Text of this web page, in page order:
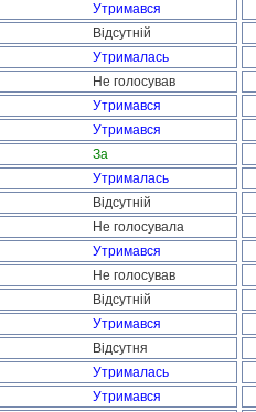
Утримався
Відсутній
Утрималась
Не голосував
Утримався
Утримався
За
Утрималась
Відсутній
Не голосувала
Утримався
Не голосував
Відсутній
Утримався
Відсутня
Утрималась
Утримався